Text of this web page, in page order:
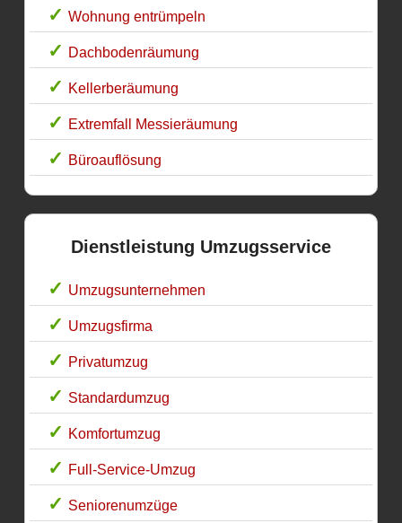
Wohnung entrümpeln
Dachbodenräumung
Kellerberäumung
Extremfall Messieräumung
Büroauflösung
Dienstleistung Umzugsservice
Umzugsunternehmen
Umzugsfirma
Privatumzug
Standardumzug
Komfortumzug
Full-Service-Umzug
Seniorenumzüge